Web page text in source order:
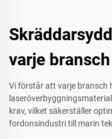
varje bransch
Vi förstår att varje bransch
krav, vilket säkerställer
fordonsindustri till marin